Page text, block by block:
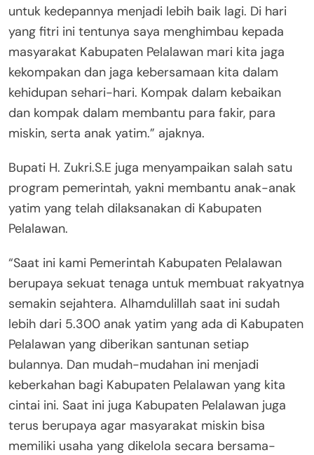
untuk kedepannya menjadi lebih baik lagi. Di hari
yang fitri ini tentunya saya menghimbau kepada
masyarakat Kabupaten Pelalawan mari kita jaga
kekompakan dan jaga kebersamaan kita dalam
kehidupan sehari-hari. Kompak dalam kebaikan
dan kompak dalam membantu para fakir, para
miskin, serta anak yatim.” ajaknya.
Bupati H. Zukri.S.E juga menyampaikan salah satu
program pemerintah, yakni membantu anak-anak
yatim yang telah dilaksanakan di Kabupaten
Pelalawan.
“Saat ini kami Pemerintah Kabupaten Pelalawan
berupaya sekuat tenaga untuk membuat rakyatnya
semakin sejahtera. Alhamdulillah saat ini sudah
lebih dari 5.300 anak yatim yang ada di Kabupaten
Pelalawan yang diberikan santunan setiap
bulannya. Dan mudah-mudahan ini menjadi
keberkahan bagi Kabupaten Pelalawan yang kita
cintai ini. Saat ini juga Kabupaten Pelalawan juga
terus berupaya agar masyarakat miskin bisa
memiliki usaha yang dikelola secara bersama-